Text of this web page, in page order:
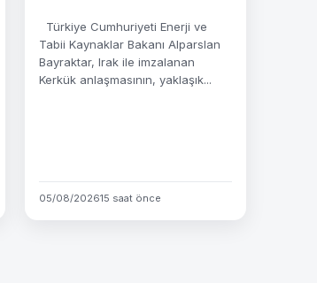
Türkiye Cumhuriyeti Enerji ve
Tabii Kaynaklar Bakanı Alparslan
Bayraktar, Irak ile imzalanan
Kerkük anlaşmasının, yaklaşık...
05/08/202615 saat önce